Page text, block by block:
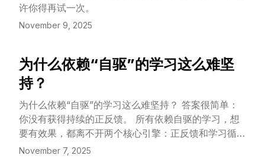
许你得再试一次。
November 9, 2025
为什么依赖“自驱”的学习这么难坚
持？
为什么依赖“自驱”的学习这么难坚持？ 答案很简单：
你没有获得持续的正反馈。 所有依赖自驱的学习，想
要有效果，都离不开两个核心引擎：正反馈和学习循
环。
November 7, 2025
View Article